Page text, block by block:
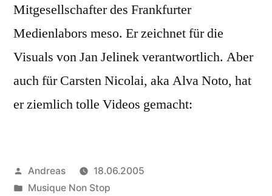
Mitgesellschafter des Frankfurter
Medienlabors meso. Er zeichnet für die
Visuals von Jan Jelinek verantwortlich. Aber
auch für Carsten Nicolai, aka Alva Noto, hat
er ziemlich tolle Videos gemacht:
Veröffentlicht
von
Andreas
18.06.2005
Veröffentlicht
Musique Non Stop